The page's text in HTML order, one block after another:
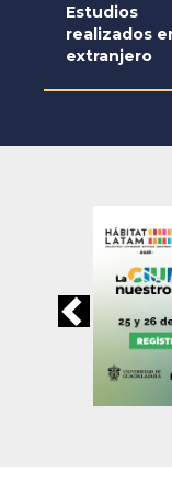
Estudios
realizados
extranjero